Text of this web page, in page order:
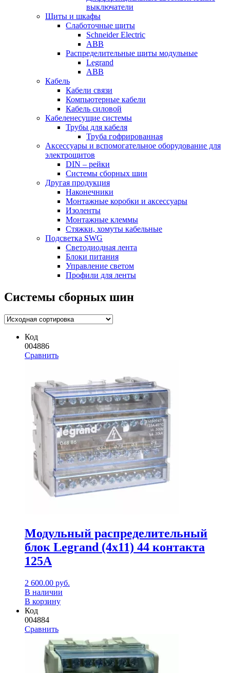
выключатели
Щиты и шкафы
Слаботочные щиты
Schneider Electric
ABB
Распределительные щиты модульные
Legrand
ABB
Кабель
Кабели связи
Компьютерные кабели
Кабель силовой
Кабеленесущие системы
Трубы для кабеля
Труба гофрированная
Аксессуары и вспомогательное оборудование для
электрощитов
DIN – рейки
Системы сборных шин
Другая продукция
Наконечники
Монтажные коробки и аксессуары
Изоленты
Монтажные клеммы
Стяжки, хомуты кабельные
Подсветка SWG
Светодиодная лента
Блоки питания
Управление светом
Профили для ленты
Системы сборных шин
Код
004886
Сравнить
Модульный распределительный
блок Legrand (4х11) 44 контакта
125A
2 600.00 руб.
В наличии
В корзину
Код
004884
Сравнить